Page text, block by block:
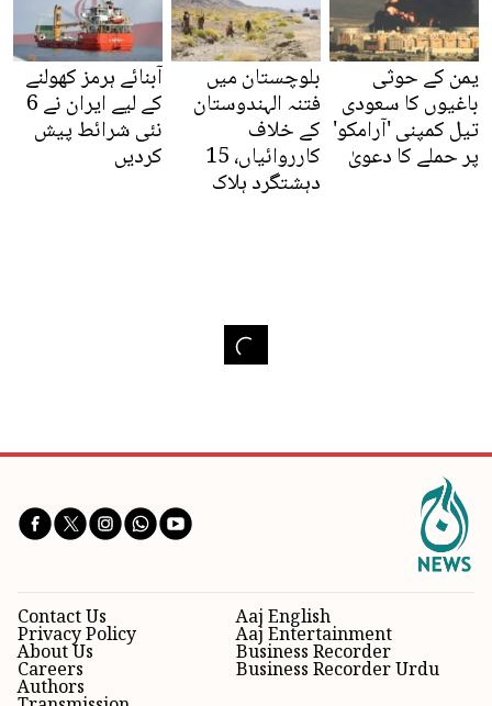
یمن کے حوثی
باغیوں کا سعودی
تیل کمپنی 'آرامکو'
پر حملے کا دعویٰ
بلوچستان میں
فتنہ الہندوستان
کے خلاف
کارروائیاں، 15
دہشتگرد ہلاک
آبنائے ہرمز کھولنے
کے لیے ایران نے 6
نئی شرائط پیش
کردیں
Aaj English
Aaj Entertainment
Business Recorder
Business Recorder Urdu
Contact Us
Privacy Policy
About Us
Careers
Authors